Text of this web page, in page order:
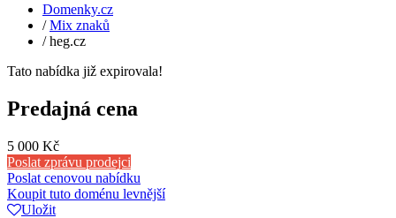
Domenky.cz
/Mix znaků
/heg.cz
Tato nabídka již expirovala!
Predajná cena
5 000 Kč
Poslat zprávu prodejci
Poslat cenovou nabídku
Koupit tuto doménu levnější
Uložit